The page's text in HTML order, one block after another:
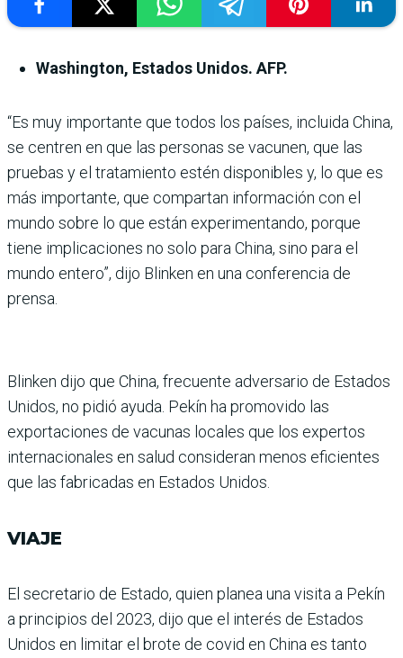
Washington, Estados Unidos. AFP.
“Es muy impor­tante que todos los paí­ses, incluida China,
se cen­tren en que las personas se vacunen, que las
pruebas y el tratamiento estén disponi­bles y, lo que es
más impor­tante, que compartan infor­mación con el
mundo sobre lo que están experimentando, porque
tiene implicaciones no solo para China, sino para el
mundo entero”, dijo Blinken en una conferencia de
prensa.
Blinken dijo que China, fre­cuente adversario de Estados
Unidos, no pidió ayuda. Pekín ha promovido las
exportaciones de vacunas locales que los exper­tos
internacionales en salud con­sideran menos eficientes
que las fabricadas en Estados Unidos.
VIAJE
El secretario de Estado, quien planea una visita a Pekín
a principios del 2023, dijo que el interés de Estados
Unidos en limitar el brote de covid en China es tanto